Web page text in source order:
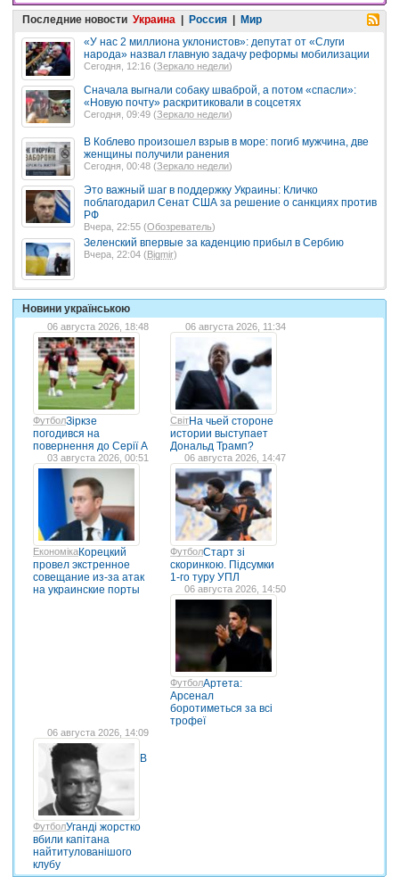
Последние новости Украина Россия
Мир
«У нас 2 миллиона уклонистов»: депутат от «Слуги
народа» назвал главную задачу реформы мобилизации
Сегодня, 12:16 (Зеркало недели)
Сначала выгнали собаку шваброй, а потом «спасли»:
«Новую почту» раскритиковали в соцсетях
Сегодня, 09:49 (Зеркало недели)
В Коблево произошел взрыв в море: погиб мужчина, две
женщины получили ранения
Сегодня, 00:48 (Зеркало недели)
Это важный шаг в поддержку Украины: Кличко
поблагодарил Сенат США за решение о санкциях против
РФ
Вчера, 22:55 (Обозреватель)
Зеленский впервые за каденцию прибыл в Сербию
Вчера, 22:04 (Bigmir)
Новини українською
06 августа 2026, 18:48
ФутболЗіркзе
погодився на
повернення до Серії А
06 августа 2026, 11:34
СвітНа чьей стороне
истории выступает
Дональд Трамп?
03 августа 2026, 00:51
ЕкономікаКорецкий
провел экстренное
совещание из-за атак
на украинские порты
06 августа 2026, 14:47
ФутболСтарт зі
скоринкою. Підсумки
1-го туру УПЛ
06 августа 2026, 14:50
ФутболАртета:
Арсенал
боротиметься за всі
трофеї
06 августа 2026, 14:09
Футбол
В
Уганді жорстко
вбили капітана
найтитулованішого
клубу